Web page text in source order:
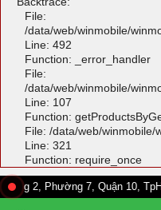
File:
/data/web/winmobile/
Line: 492
Function: _error_handler
File:
/data/web/winmobile/
Line: 107
Function:
File: /data/web/winmobile/
Line: 321
Function: require_once
7, Quận 10, TpHCM - 512